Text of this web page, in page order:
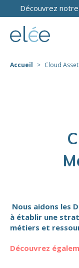
Découvrez
Accueil Cloud
Nous aidons les
à établir une
métiers et
Découvrez